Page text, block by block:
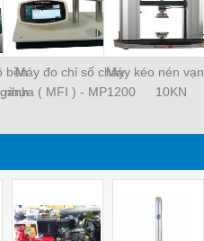
bền
Máy đo chỉ số chảy
nhựa ( MFI ) - MP1200
Máy kéo nén
10KN